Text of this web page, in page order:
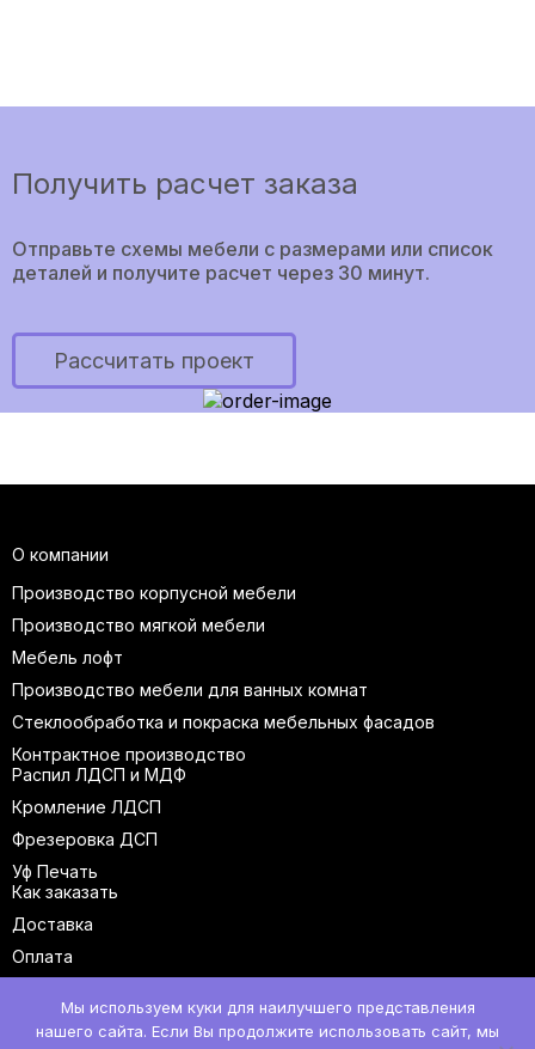
Получить расчет заказа
Отправьте схемы мебели с размерами или список
деталей и получите расчет через 30 минут.
Рассчитать проект
О компании
Производство корпусной мебели
Производство мягкой мебели
Мебель лофт
Производство мебели для ванных комнат
Стеклообработка и покраска мебельных фасадов
Контрактное производство
Распил ЛДСП и МДФ
Кромление ЛДСП
Фрезеровка ДСП
Уф Печать
Как заказать
Доставка
Оплата
Мы используем куки для наилучшего представления
нашего сайта. Если Вы продолжите использовать сайт, мы